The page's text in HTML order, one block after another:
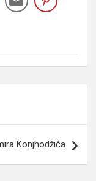
Konjhodžića